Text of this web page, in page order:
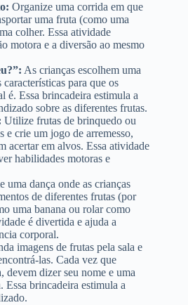
Organize uma corrida em que
uma fruta (como uma
colher. Essa atividade
motora e a diversão ao mesmo
As crianças escolhem uma
para que os
é. Essa brincadeira estimula a
sobre as diferentes frutas.
Utilize frutas de brinquedo ou
e crie um jogo de arremesso,
acertar em alvos. Essa atividade
habilidades motoras e
uma dança onde as crianças
de diferentes frutas (por
uma banana ou rolar como
é divertida e ajuda a
corporal.
imagens de frutas pela sala e
las. Cada vez que
devem dizer seu nome e uma
Essa brincadeira estimula a